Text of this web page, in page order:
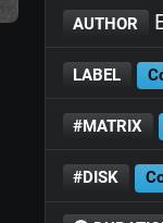
AUTHOR
LABEL
#MATRIX
#DISK